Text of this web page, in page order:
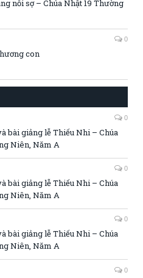
nỗi sợ – Chúa Nhật 19 Thường
0
con
0
bài giảng lễ Thiếu Nhi – Chúa
Niên, Năm A
0
bài giảng lễ Thiếu Nhi – Chúa
Niên, Năm A
0
bài giảng lễ Thiếu Nhi – Chúa
Niên, Năm A
0